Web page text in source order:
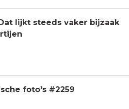
lijkt steeds vaker bijzaak
foto's #2259